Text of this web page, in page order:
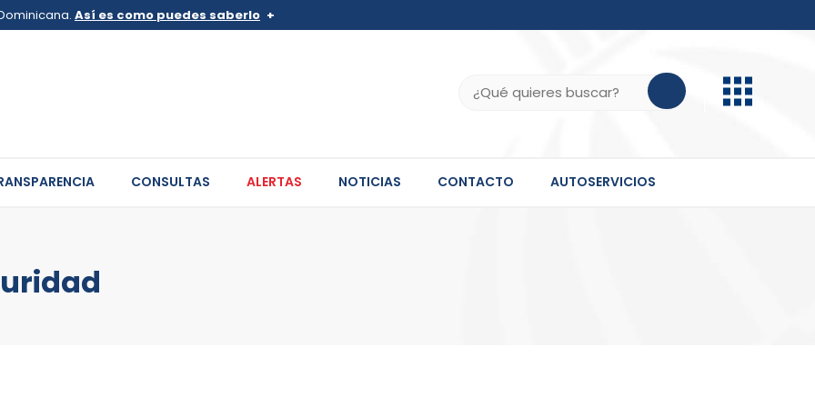
Así es como puedes saberlo
de .gob.do o .gov.do. Comparte información confidencial solo en este tipo de
CONSULTAS ALERTAS NOTICIAS CONTACTO AUTOSERVICIOS